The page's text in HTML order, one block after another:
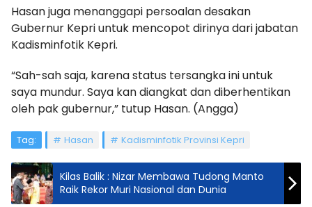
Hasan juga menanggapi persoalan desakan
Gubernur Kepri untuk mencopot dirinya dari jabatan
Kadisminfotik Kepri.
“Sah-sah saja, karena status tersangka ini untuk
saya mundur. Saya kan diangkat dan diberhentikan
oleh pak gubernur,” tutup Hasan. (Angga)
Tag: Hasan Kadisminfotik Provinsi Kepri
Kilas Balik : Nizar Membawa Tudong Manto
Raik Rekor Muri Nasional dan Dunia